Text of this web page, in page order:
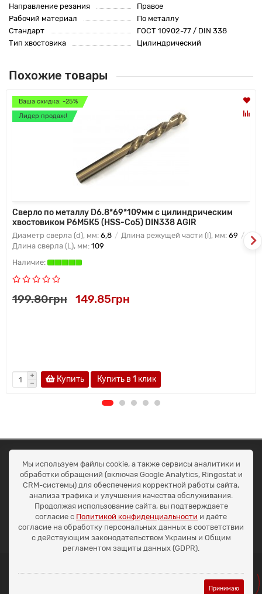
Направление резания
Правое
Рабочий материал
По металлу
Стандарт
ГОСТ 10902-77 / DIN 338
Тип хвостовика
Цилиндрический
Похожие товары
Ваша скидка: -25%
Лидер продаж!
Сверло по металлу D6.8*69*109мм с цилиндрическим
хвостовиком Р6М5К5 (HSS-Co5) DIN338 AGIR
Диаметр сверла (d), мм: 6,8 Длина режущей части (l), мм: 69
Длина сверла (L), мм: 109
199.80грн 149.85грн
Купить Купить в 1 клик
ОКЕАН ТРЕЙД
Договір публичної оферти
Доставка та оплата
Наші контакти
Умови повернення
+38 (099) 452-20-02
+38 (098) 492-20-02
office@ocean.biz.ua
Мы используем файлы cookie, а также сервисы аналитики и
обработки обращений (включая Google Analytics, Ringostat и
CRM-системы) для обеспечения корректной работы сайта,
анализа трафика и улучшения качества обслуживания.
Продолжая использование сайта, вы подтверждаете
согласие с Политикой конфиденциальности и даёте
согласие на обработку персональных данных в соответствии
с действующим законодательством Украины и Общим
регламентом защиты данных (GDPR).
Принимаю